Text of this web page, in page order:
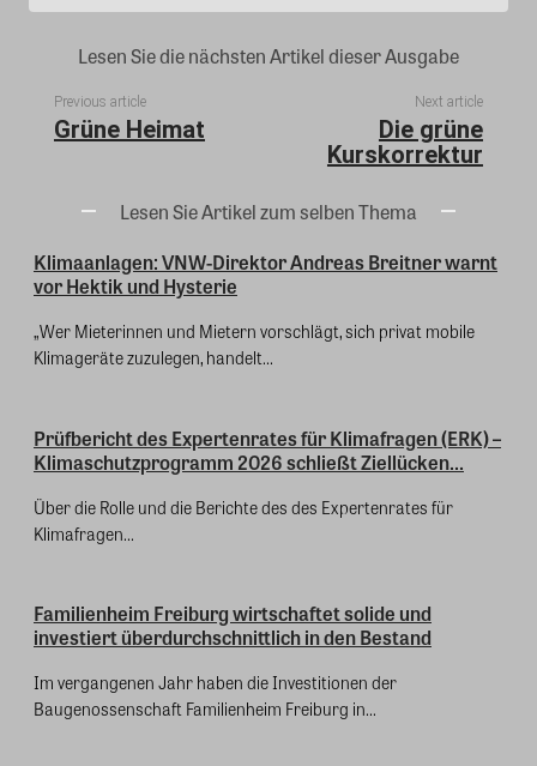
Lesen Sie die nächsten Artikel dieser Ausgabe
Previous article
Grüne Heimat
Next article
Die grüne
Kurskorrektur
Lesen Sie Artikel zum selben Thema
Klimaanlagen: VNW-Direktor Andreas Breitner warnt
vor Hektik und Hysterie
„Wer Mieterinnen und Mietern vorschlägt, sich privat mobile
Klimageräte zuzulegen, handelt...
Prüfbericht des Expertenrates für Klimafragen (ERK) –
Klimaschutzprogramm 2026 schließt Ziellücken...
Über die Rolle und die Berichte des des Expertenrates für
Klimafragen...
Familienheim Freiburg wirtschaftet solide und
investiert überdurchschnittlich in den Bestand
Im vergangenen Jahr haben die Investitionen der
Baugenossenschaft Familienheim Freiburg in...